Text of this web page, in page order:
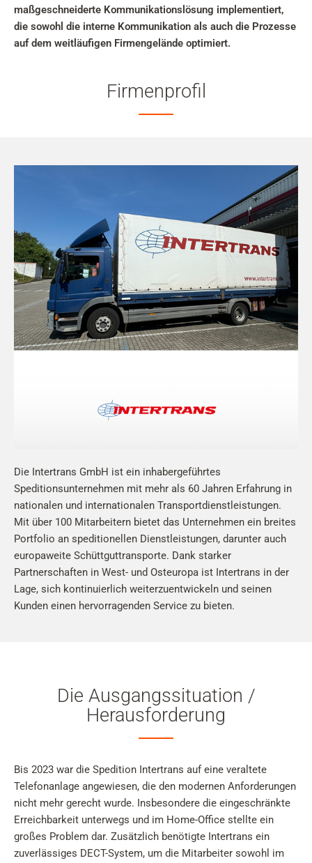
maßgeschneiderte Kommunikationslösung implementiert,
die sowohl die interne Kommunikation als auch die Prozesse
auf dem weitläufigen Firmengelände optimiert.
Firmenprofil
Die Intertrans GmbH ist ein inhabergeführtes
Speditionsunternehmen mit mehr als 60 Jahren Erfahrung in
nationalen und internationalen Transportdienstleistungen.
Mit über 100 Mitarbeitern bietet das Unternehmen ein breites
Portfolio an speditionellen Dienstleistungen, darunter auch
europaweite Schüttguttransporte. Dank starker
Partnerschaften in West- und Osteuropa ist Intertrans in der
Lage, sich kontinuierlich weiterzuentwickeln und seinen
Kunden einen hervorragenden Service zu bieten.
Die Ausgangssituation /
Herausforderung
Bis 2023 war die Spedition Intertrans auf eine veraltete
Telefonanlage angewiesen, die den modernen Anforderungen
nicht mehr gerecht wurde. Insbesondere die eingeschränkte
Erreichbarkeit unterwegs und im Home-Office stellte ein
großes Problem dar. Zusätzlich benötigte Intertrans ein
zuverlässiges DECT-System, um die Mitarbeiter sowohl im